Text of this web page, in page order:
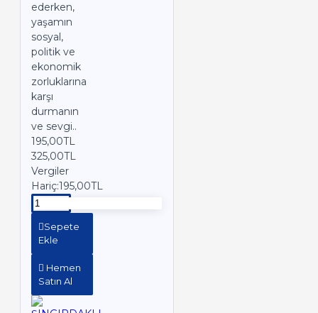
ederken,
yaşamın
sosyal,
politik ve
ekonomik
zorluklarına
karşı
durmanın
ve sevgi..
195,00TL
325,00TL
Vergiler
Hariç:195,00TL
Sepete
Ekle
Hemen
Satın Al